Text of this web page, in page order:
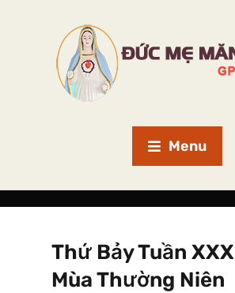
Menu
Thứ Bảy Tuần
Mùa Thường Niên